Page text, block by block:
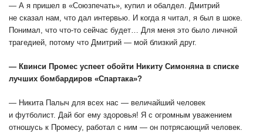
— А я пришел в «Союзпечать», купил и обалдел. Дмитрий
не сказал нам, что дал интервью. И когда я читал, я был в шоке.
Понимал, что что-то сейчас будет… Для меня это было личной
трагедией, потому что Дмитрий — мой близкий друг.
— Квинси Промес успеет обойти Никиту Симоняна в списке
лучших бомбардиров «Спартака»?
— Никита Палыч для всех нас — величайший человек
и футболист. Дай бог ему здоровья! Я с огромным уважением
отношусь к Промесу, работал с ним — он потрясающий человек.